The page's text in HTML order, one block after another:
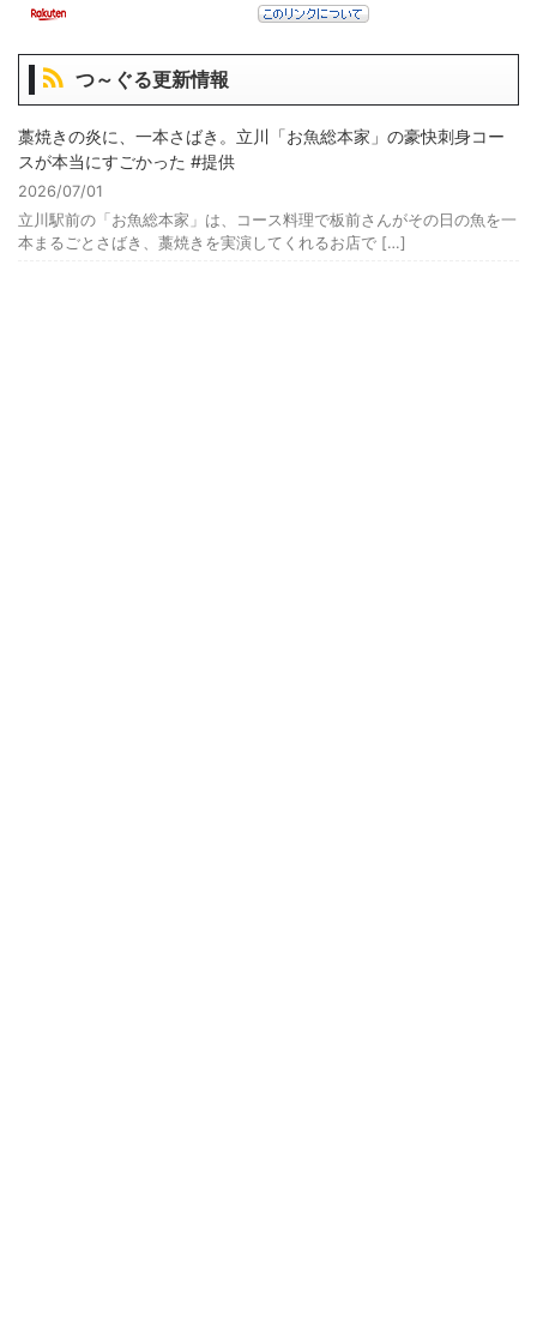
つ～ぐる更新情報
藁焼きの炎に、一本さばき。立川「お魚総本家」の豪快刺身コー
スが本当にすごかった #提供
2026/07/01
立川駅前の「お魚総本家」は、コース料理で板前さんがその日の魚を一
本まるごとさばき、藁焼きを実演してくれるお店で […]